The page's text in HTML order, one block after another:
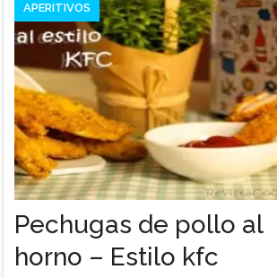
APERITIVOS
Pechugas de pollo al
horno – Estilo kfc